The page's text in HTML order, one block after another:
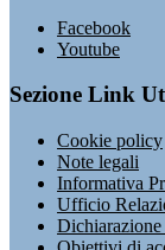
Facebook
Youtube
Sezione Link
Cookie policy
Note legali
Informativa
Ufficio
Dichiarazione